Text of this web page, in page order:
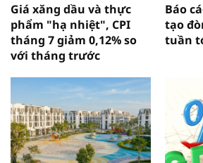
Giá xăng dầu và thực
phẩm "hạ nhiệt", CPI
tháng 7 giảm 0,12% so
với tháng trước
Báo
tạo
tuần